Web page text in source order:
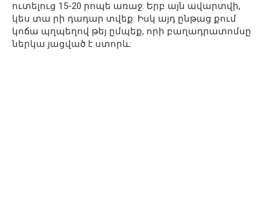
ուտելուց 15-20 րոպե առաջ: Երբ այն ավարտվի,
կես տա րի դադար տվեք: Իսկ այդ ընթաց քում
կոճա պղպեղով թեյ ըմպեք, որի բաղադրատոմսը
ներկա յացված է ստորև: